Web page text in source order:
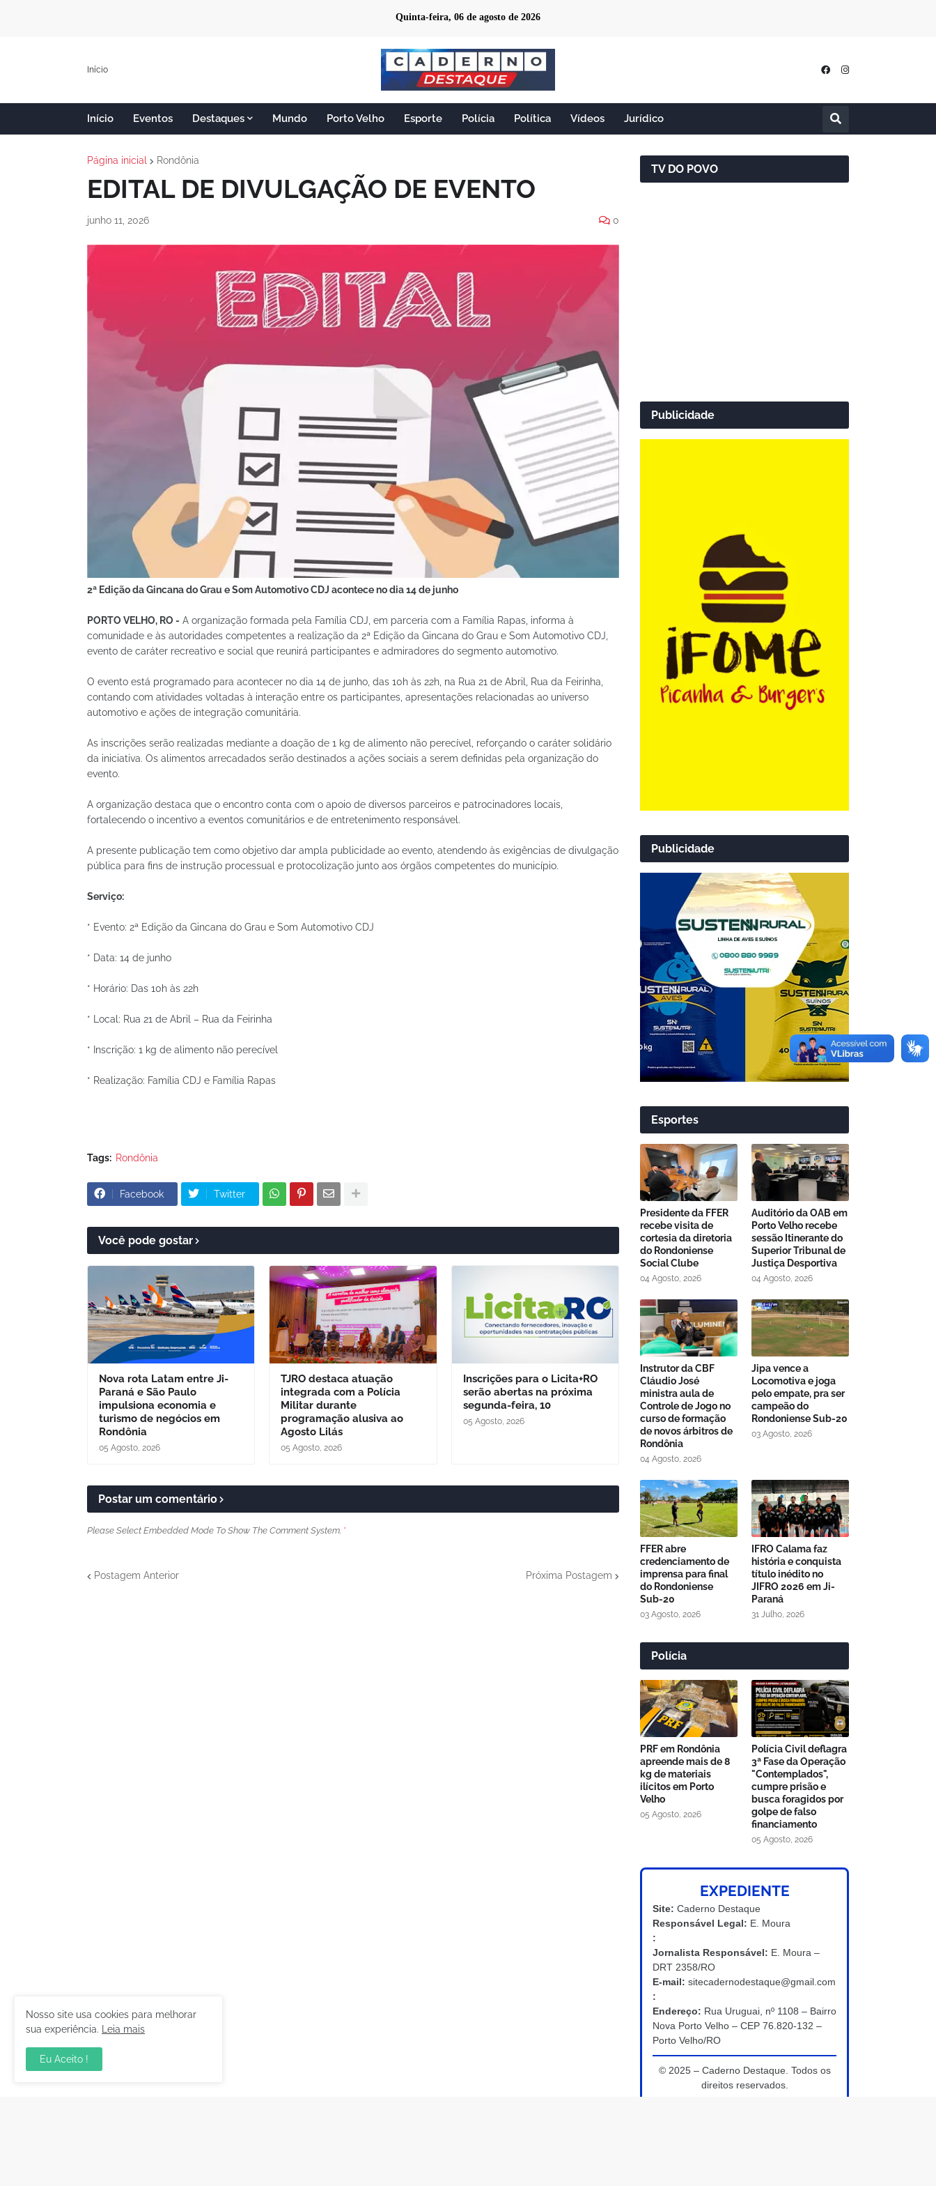
Quinta-feira, 06 de agosto de 2026
Início
Início Eventos Destaques Mundo Porto Velho Esporte Polícia Política Vídeos Jurídico
Página inicial Rondônia
EDITAL DE DIVULGAÇÃO DE EVENTO
junho 11, 2026 0
2ª Edição da Gincana do Grau e Som Automotivo CDJ acontece no dia 14 de junho
PORTO VELHO, RO - A organização formada pela Família CDJ, em parceria com a Família Rapas, informa à
comunidade e às autoridades competentes a realização da 2ª Edição da Gincana do Grau e Som Automotivo CDJ,
evento de caráter recreativo e social que reunirá participantes e admiradores do segmento automotivo.
O evento está programado para acontecer no dia 14 de junho, das 10h às 22h, na Rua 21 de Abril, Rua da Feirinha,
contando com atividades voltadas à interação entre os participantes, apresentações relacionadas ao universo
automotivo e ações de integração comunitária.
As inscrições serão realizadas mediante a doação de 1 kg de alimento não perecível, reforçando o caráter solidário
da iniciativa. Os alimentos arrecadados serão destinados a ações sociais a serem definidas pela organização do
evento.
A organização destaca que o encontro conta com o apoio de diversos parceiros e patrocinadores locais,
fortalecendo o incentivo a eventos comunitários e de entretenimento responsável.
A presente publicação tem como objetivo dar ampla publicidade ao evento, atendendo às exigências de divulgação
pública para fins de instrução processual e protocolização junto aos órgãos competentes do município.
Serviço:
* Evento: 2ª Edição da Gincana do Grau e Som Automotivo CDJ
* Data: 14 de junho
* Horário: Das 10h às 22h
* Local: Rua 21 de Abril – Rua da Feirinha
* Inscrição: 1 kg de alimento não perecível
* Realização: Família CDJ e Família Rapas
Tags: Rondônia
Facebook Twitter
Você pode gostar
Nova rota Latam entre Ji-
Paraná e São Paulo
impulsiona economia e
turismo de negócios em
Rondônia
05 Agosto, 2026
TJRO destaca atuação
integrada com a Polícia
Militar durante
programação alusiva ao
Agosto Lilás
05 Agosto, 2026
Inscrições para o Licita+RO
serão abertas na próxima
segunda-feira, 10
05 Agosto, 2026
Postar um comentário
Please Select Embedded Mode To Show The Comment System. *
Postagem Anterior Próxima Postagem
TV DO POVO
Publicidade
Publicidade
Esportes
Presidente da FFER
recebe visita de
cortesia da diretoria
do Rondoniense
Social Clube
04 Agosto, 2026
Auditório da OAB em
Porto Velho recebe
sessão Itinerante do
Superior Tribunal de
Justiça Desportiva
04 Agosto, 2026
Instrutor da CBF
Cláudio José
ministra aula de
Controle de Jogo no
curso de formação
de novos árbitros de
Rondônia
04 Agosto, 2026
Jipa vence a
Locomotiva e joga
pelo empate, pra ser
campeão do
Rondoniense Sub-20
03 Agosto, 2026
FFER abre
credenciamento de
imprensa para final
do Rondoniense
Sub-20
03 Agosto, 2026
IFRO Calama faz
história e conquista
título inédito no
JIFRO 2026 em Ji-
Paraná
31 Julho, 2026
Polícia
PRF em Rondônia
apreende mais de 8
kg de materiais
ilícitos em Porto
Velho
05 Agosto, 2026
Polícia Civil deflagra
3ª Fase da Operação
"Contemplados",
cumpre prisão e
busca foragidos por
golpe de falso
financiamento
05 Agosto, 2026
EXPEDIENTE
Site: Caderno Destaque
Responsável Legal: E. Moura
:
Jornalista Responsável: E. Moura –
DRT 2358/RO
E-mail: sitecadernodestaque@gmail.com
:
Endereço: Rua Uruguai, nº 1108 – Bairro
Nova Porto Velho – CEP 76.820-132 –
Porto Velho/RO
© 2025 – Caderno Destaque. Todos os
direitos reservados.
Nosso site usa cookies para melhorar
sua experiência.
Leia mais
Eu Aceito !